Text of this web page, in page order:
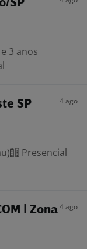
SP
3 anos
SP 4 ago
Presencial
| Zona4 ago